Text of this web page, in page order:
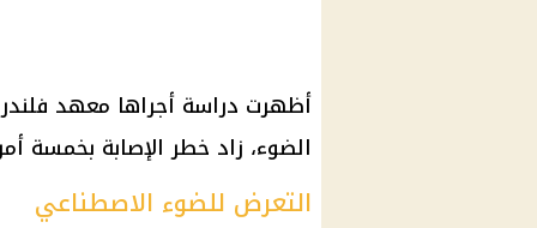
أظهرت دراسة أجراها معهد
الضوء، زاد خطر الإصابة بخمسة
التعرض للضوء الاصطناعي